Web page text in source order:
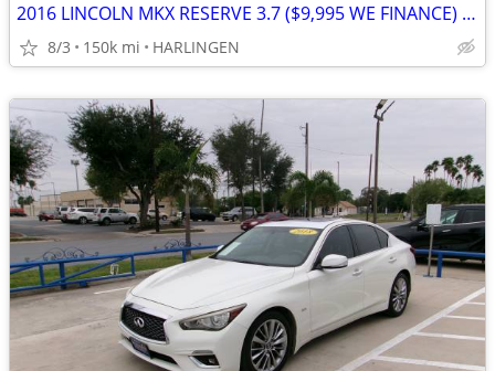
2016 LINCOLN MKX RESERVE 3.7 ($9,995 WE FINANCE) MENCHACA AUTO SALES
8/3 150k mi HARLINGEN